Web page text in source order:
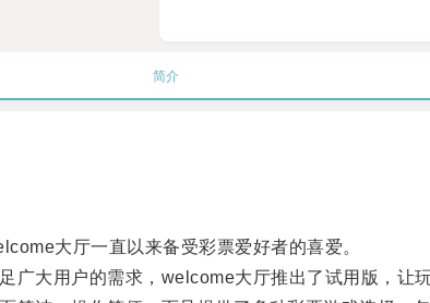
简介
大厅一直以来备受彩票爱好者的喜爱。
大用户的需求，welcome大厅推出了试用版，让玩